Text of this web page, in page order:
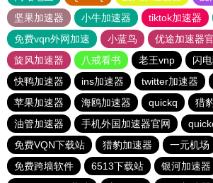
坚果加速器
小牛加速器 tiktok加速器
免费vqn外网加速
小蓝鸟 优途加速器
旋风加速器
八戒看书 老王vnp
闪
快鸭加速器
ins加速器 twitter加速器
苹果加速器
海鸥加速器 quickq
猎
油管加速器
手机外国加速器官网
免费VQN下载站
猎豹加速器 一元机场
免费跨墙软件
6513下载站 银河加速器